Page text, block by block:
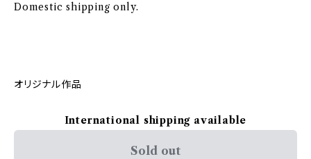
Domestic shipping only.
オリジナル作品
International shipping available
Sold out